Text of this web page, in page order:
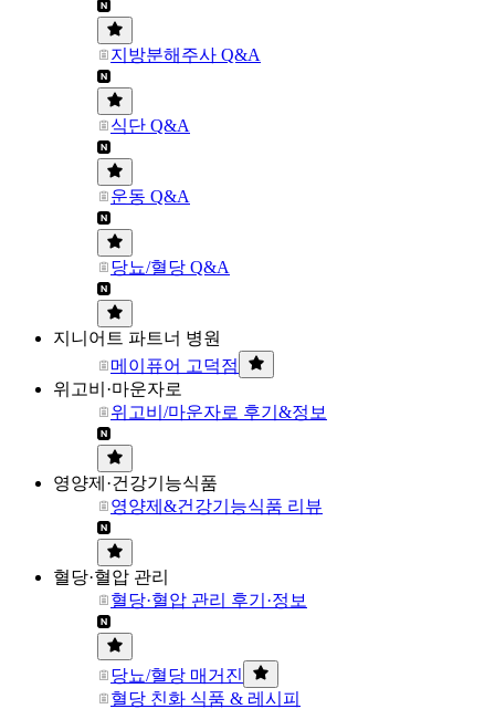
지방분해주사 Q&A
식단 Q&A
운동 Q&A
당뇨/혈당 Q&A
지니어트 파트너 병원
메이퓨어 고덕점
위고비·마운자로
위고비/마운자로 후기&정보
영양제·건강기능식품
영양제&건강기능식품 리뷰
혈당·혈압 관리
혈당·혈압 관리 후기·정보
당뇨/혈당 매거진
혈당 친화 식품 & 레시피